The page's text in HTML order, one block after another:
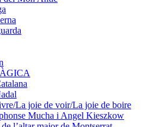
La joie de voir/La joie de boire
Mucha i Angel Kieszkow